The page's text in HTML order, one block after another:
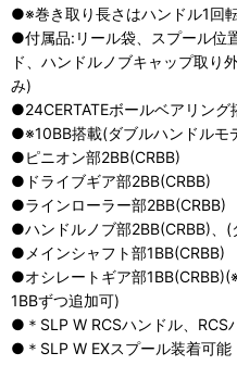
●※巻き取り長さはハンドル1回
●付属品:リール袋、スプール位
ド、ハンドルノブキャップ取
み)
●24CERTATEボールベアリング
●※10BB搭載(ダブルハンドルモ
●ピニオン部2BB(CRBB)
●ドライブギア部2BB(CRBB)
●ラインローラー部2BB(CRBB)
●ハンドルノブ部2BB(CRBB)、
●メインシャフト部1BB(CRBB)
●オシレートギア部
1BBずつ追加可)
●＊SLP W RCSハンドル、RCS
●＊SLP W EXスプール装着可能